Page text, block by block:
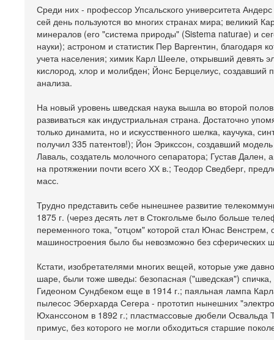
Среди них - профессор Упсальского университета
сей день пользуются во многих странах мира; великий
минералов (его "система природы" (Sistema naturae) и
науки); астроном и статистик Пер Варгентин,
учета населения; химик Карл Шееле, открывший девять
кислород, хлор и молибден; Йонс Берцелиус, создавший
анализа.
На новый уровень шведская наука вышла во второй
развиваться как индустриальная страна. Достаточно
только динамита, но и искусственного шелка, каучука,
получил 335 патентов!); Йон Эрикссон, создавший
Лаваль, создатель молочного сепаратора; Густав
на протяжении почти всего ХХ в.; Теодор Сведберг,
масс.
Трудно представить себе нынешнее развитие
1875 г. (через десять лет в Стокгольме было больше
переменного тока, "отцом" которой стал Юнас Венстрем,
машиностроения было бы невозможно без сферических
Кстати, изобретателями многих вещей, которые уже
шаре, были тоже шведы: безопасная ("шведская")
Гидеоном Сундбеком еще в 1914 г.; паяльная лампа
пылесос Эберхарда Сегера - прототип нынешних
Юханссоном в 1892 г.; пластмассовые дюбели
примус, без которого не могли обходиться старшие